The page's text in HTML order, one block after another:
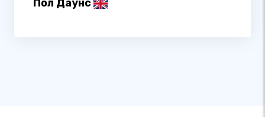
Пол Даунс